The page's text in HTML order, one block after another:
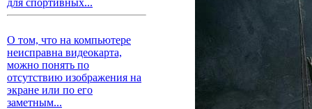
для спортивных...
О том, что на компьютере
неисправна видеокарта,
можно понять по
отсутствию изображения на
экране или по его
заметным...